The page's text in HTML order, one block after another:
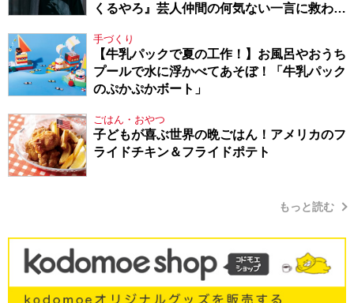
くるやろ』芸人仲間の何気ない一言に救われ
手づくり
【牛乳パックで夏の工作！】お風呂やおうち
プールで水に浮かべてあそぼ！「牛乳パック
のぷかぷかボート」
ごはん・おやつ
子どもが喜ぶ世界の晩ごはん！アメリカのフ
ライドチキン＆フライドポテト
もっと読む